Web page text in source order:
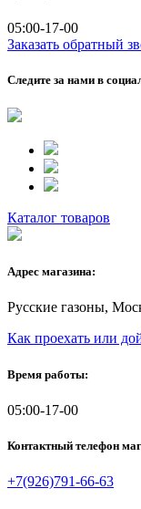
05:00-17-00
Заказать обратный
Следите за нами в
Каталог товаров
Адрес магазина:
Русские газоны,
Как проехать или
Время работы:
05:00-17-00
Контактный телефон
+7(926)791-66-63